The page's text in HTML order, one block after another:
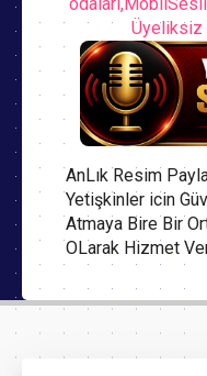
Üyeliksiz
AnLık Resim
Yetişkinler icin
Atmaya Bire Bir
OLarak Hizmet